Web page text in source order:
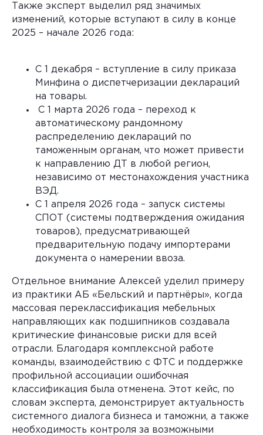
Также эксперт выделил ряд значимых
изменений, которые вступают в силу в конце
2025 – начале 2026 года:
С 1 декабря – вступление в силу приказа
Минфина о диспетчеризации деклараций
на товары.
С 1 марта 2026 года – переход к
автоматическому рандомному
распределению деклараций по
таможенным органам, что может привести
к направлению ДТ в любой регион,
независимо от местонахождения участника
ВЭД.
С 1 апреля 2026 года – запуск системы
СПОТ (системы подтверждения ожидания
товаров), предусматривающей
предварительную подачу импортерами
документа о намерении ввоза.
Отдельное внимание Алексей уделил примеру
из практики АБ «Бельский и партнёры», когда
массовая переклассификация мебельных
направляющих как подшипников создавала
критические финансовые риски для всей
отрасли. Благодаря комплексной работе
команды, взаимодействию с ФТС и поддержке
профильной ассоциации ошибочная
классификация была отменена. Этот кейс, по
словам эксперта, демонстрирует актуальность
системного диалога бизнеса и таможни, а также
необходимость контроля за возможными